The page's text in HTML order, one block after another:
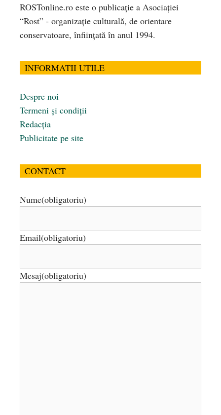
ROSTonline.ro este o publicaţie a Asociaţiei
“Rost” - organizaţie culturală, de orientare
conservatoare, înfiinţată în anul 1994.
INFORMATII UTILE
Despre noi
Termeni și condiții
Redacția
Publicitate pe site
CONTACT
Nume(obligatoriu)
Email(obligatoriu)
Mesaj(obligatoriu)